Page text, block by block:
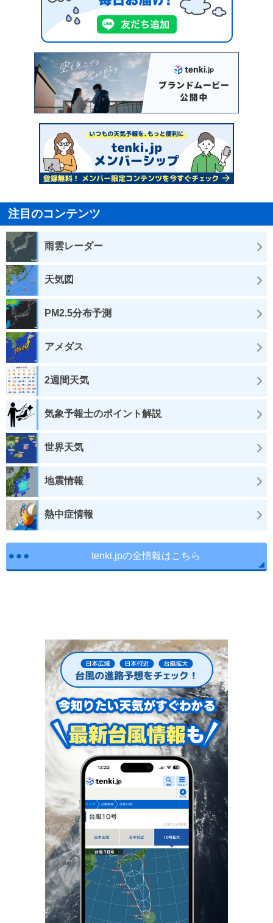
注目のコンテンツ
雨雲レーダー
天気図
PM2.5分布予測
アメダス
2週間天気
気象予報士のポイント解説
世界天気
地震情報
熱中症情報
tenki.jpの全情報はこちら